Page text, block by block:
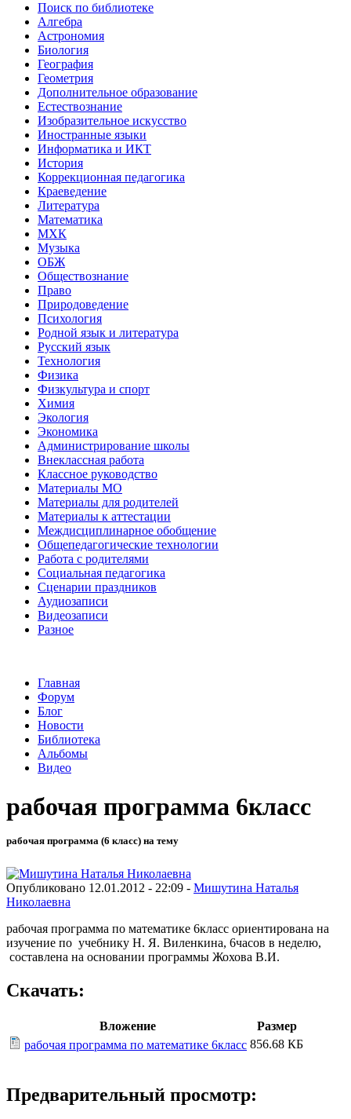
Поиск по библиотеке
Алгебра
Астрономия
Биология
География
Геометрия
Дополнительное образование
Естествознание
Изобразительное искусство
Иностранные языки
Информатика и ИКТ
История
Коррекционная педагогика
Краеведение
Литература
Математика
МХК
Музыка
ОБЖ
Обществознание
Право
Природоведение
Психология
Родной язык и литература
Русский язык
Технология
Физика
Физкультура и спорт
Химия
Экология
Экономика
Администрирование школы
Внеклассная работа
Классное руководство
Материалы МО
Материалы для родителей
Материалы к аттестации
Междисциплинарное обобщение
Общепедагогические технологии
Работа с родителями
Социальная педагогика
Сценарии праздников
Аудиозаписи
Видеозаписи
Разное
Главная
Форум
Блог
Новости
Библиотека
Альбомы
Видео
рабочая программа 6класс
рабочая программа (6 класс) на тему
Опубликовано 12.01.2012 - 22:09 - Мишутина Наталья
Николаевна
рабочая программа по математике 6класс ориентирована на
изучение по учебнику Н. Я. Виленкина, 6часов в неделю,
составлена на основании программы Жохова В.И.
Скачать:
Вложение
Размер
рабочая программа по математике 6класс 856.68 КБ
Предварительный просмотр: